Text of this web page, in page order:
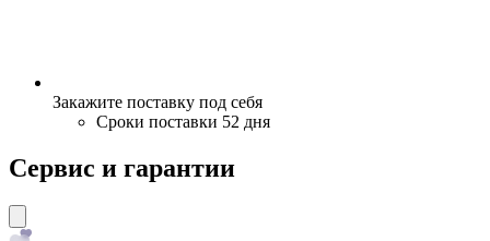
Закажите поставку под себя
Сроки поставки 52 дня
Сервис и гарантии